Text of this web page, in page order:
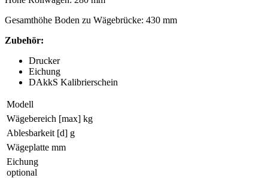
Gesamthöhe Boden zu Wägebrücke: 430 mm
Zubehör:
Drucker
Eichung
DAkkS Kalibrierschein
Modell
Wägebereich [max] kg
Ablesbarkeit [d] g
Wägeplatte mm
Eichung
optional